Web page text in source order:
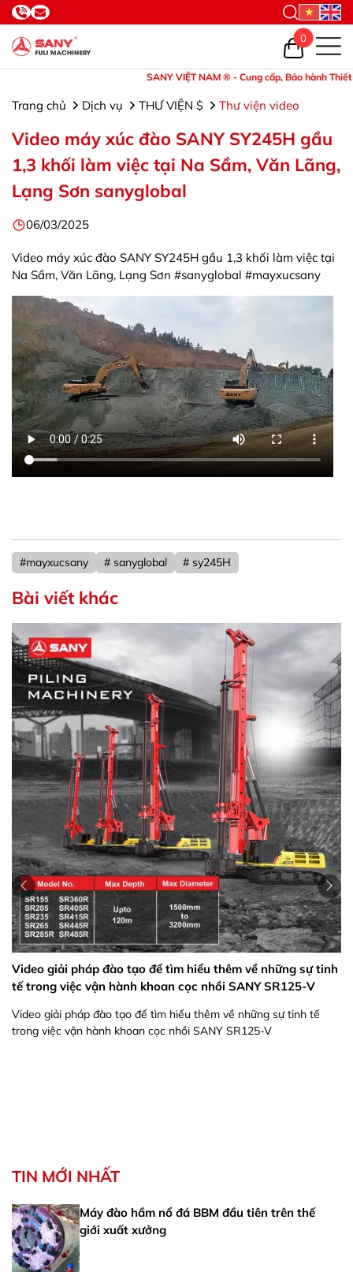
SANY VIỆT NAM ® - Cung cấp, Bảo hành Thiết bị
0
Trang chủ Dịch vụ THƯ VIỆN $ Thư viện video
Video máy xúc đào SANY SY245H gầu
1,3 khối làm việc tại Na Sầm, Văn Lãng,
Lạng Sơn sanyglobal
06/03/2025
Video máy xúc đào SANY SY245H gầu 1,3 khối làm việc tại
Na Sầm, Văn Lãng, Lạng Sơn #sanyglobal #mayxucsany
#mayxucsany # sanyglobal # sy245H
Bài viết khác
Video giải pháp đào tạo để tìm hiểu thêm về những sự tinh
tế trong việc vận hành khoan cọc nhồi SANY SR125-V
Video giải pháp đào tạo để tìm hiểu thêm về những sự tinh tế
trong việc vận hành khoan cọc nhồi SANY SR125-V
TIN MỚI NHẤT
Máy đào hầm nổ đá BBM đầu tiên trên thế
giới xuất xưởng